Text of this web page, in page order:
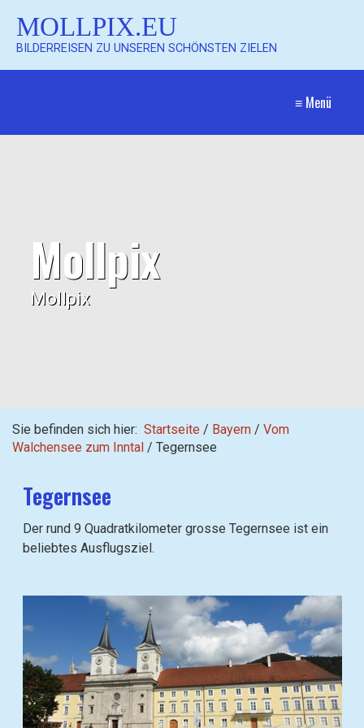
MOLLPIX.EU
BILDERREISEN ZU UNSEREN SCHÖNSTEN ZIELEN
≡ Menü
Mollpix
Mollpix
Sie befinden sich hier: Startseite / Bayern / Vom
Walchensee zum Inntal / Tegernsee
Tegernsee
Der rund 9 Quadratkilometer grosse Tegernsee ist ein
beliebtes Ausflugsziel.